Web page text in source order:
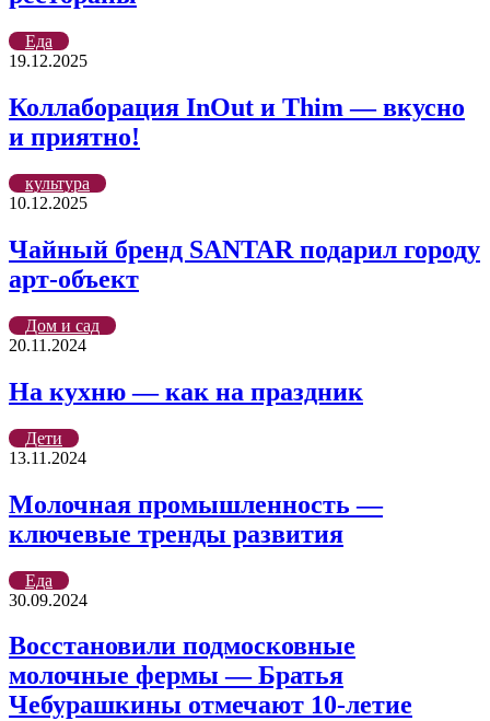
Еда
19.12.2025
Коллаборация InOut и Thim — вкусно
и приятно!
культура
10.12.2025
Чайный бренд SANTAR подарил городу
арт-объект
Дом и сад
20.11.2024
На кухню — как на праздник
Дети
13.11.2024
Молочная промышленность —
ключевые тренды развития
Еда
30.09.2024
Восстановили подмосковные
молочные фермы — Братья
Чебурашкины отмечают 10-летие